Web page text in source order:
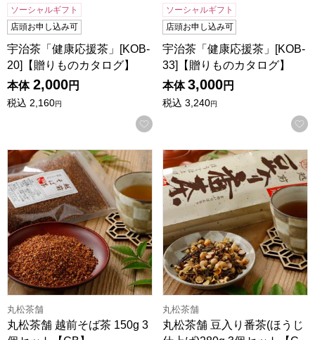
ソーシャルギフト
店頭お申し込み可
宇治茶「健康応援茶」[KOB-
20]【贈りものカタログ】
本体 2,000円
税込 2,160円
お気に入りに登録する
ソーシャルギフト
店頭お申し込み可
宇治茶「健康応援茶」[KOB-
33]【贈りものカタログ】
本体 3,000円
税込 3,240円
丸松茶舗 越前そば茶 150g 3個セット【CB】
丸松茶舗
丸松茶舗 越前そば茶 150g 3
丸松茶舗 豆入り番茶(ほうじ
丸松茶舗
丸松茶舗 豆入り番茶(ほうじ